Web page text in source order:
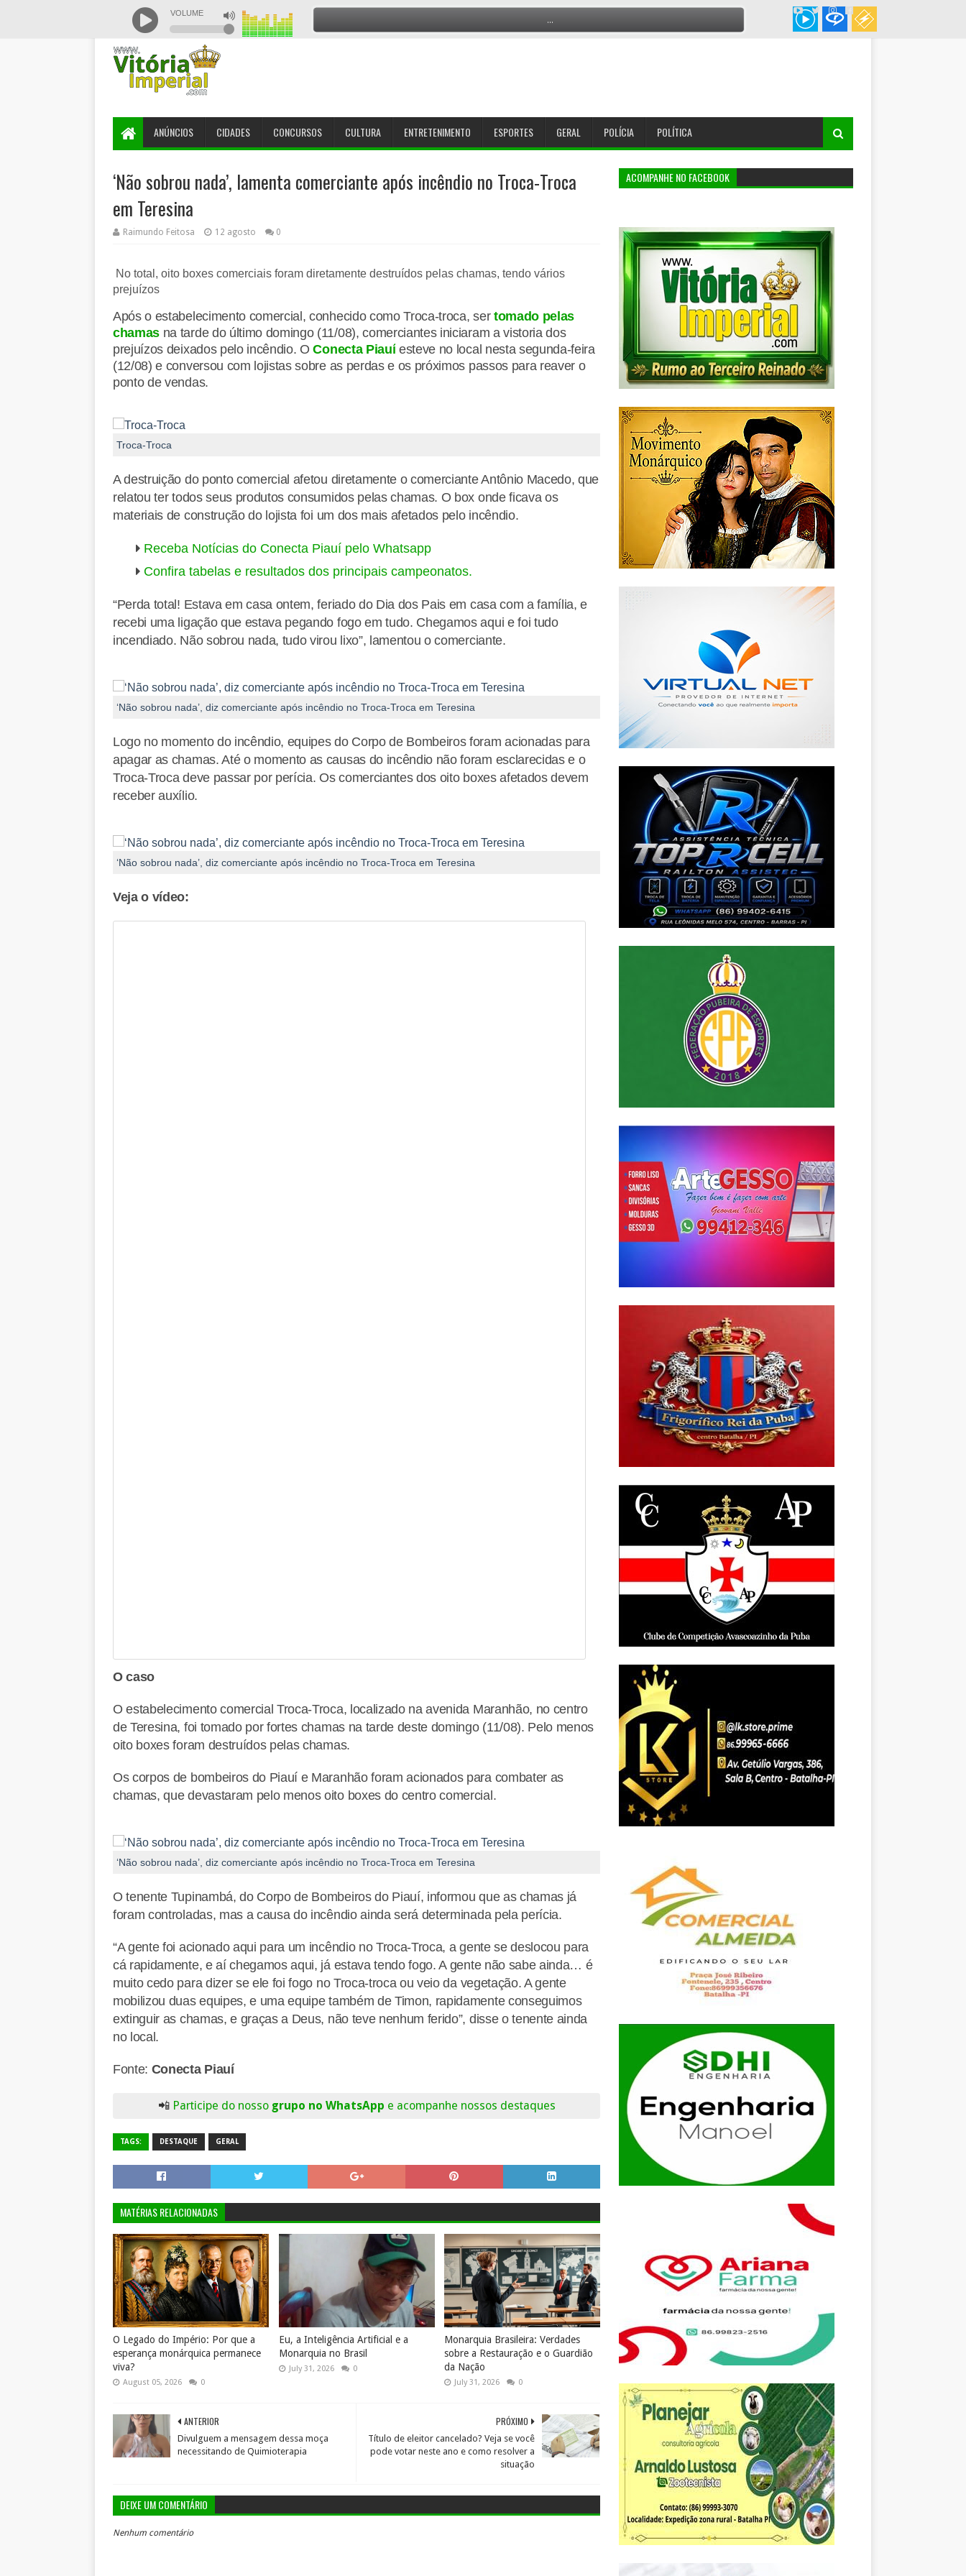
ANÚNCIOS CIDADES CONCURSOS CULTURA ENTRETENIMENTO ESPORTES GERAL POLÍCIA POLÍTICA
‘Não sobrou nada’, lamenta comerciante após incêndio no Troca-Troca
em Teresina
Raimundo Feitosa 12 agosto 0
No total, oito boxes comerciais foram diretamente destruídos pelas chamas, tendo vários
prejuízos
Após o estabelecimento comercial, conhecido como Troca-troca, ser tomado pelas
chamas na tarde do último domingo (11/08), comerciantes iniciaram a vistoria dos
prejuízos deixados pelo incêndio. OConecta Piauí esteve no local nesta segunda-feira
(12/08) e conversou com lojistas sobre as perdas e os próximos passos para reaver o
ponto de vendas.
Troca-Troca
A destruição do ponto comercial afetou diretamente o comerciante Antônio Macedo, que
relatou ter todos seus produtos consumidos pelas chamas. O box onde ficava os
materiais de construção do lojista foi um dos mais afetados pelo incêndio.
Receba Notícias do Conecta Piauí pelo Whatsapp
Confira tabelas e resultados dos principais campeonatos.
“Perda total! Estava em casa ontem, feriado do Dia dos Pais em casa com a família, e
recebi uma ligação que estava pegando fogo em tudo. Chegamos aqui e foi tudo
incendiado. Não sobrou nada, tudo virou lixo”, lamentou o comerciante.
‘Não sobrou nada’, diz comerciante após incêndio no Troca-Troca em Teresina
Logo no momento do incêndio, equipes do Corpo de Bombeiros foram acionadas para
apagar as chamas. Até o momento as causas do incêndio não foram esclarecidas e o
Troca-Troca deve passar por perícia. Os comerciantes dos oito boxes afetados devem
receber auxílio.
‘Não sobrou nada’, diz comerciante após incêndio no Troca-Troca em Teresina
Veja o vídeo:
O caso
O estabelecimento comercial Troca-Troca, localizado na avenida Maranhão, no centro
de Teresina, foi tomado por fortes chamas na tarde deste domingo (11/08). Pelo menos
oito boxes foram destruídos pelas chamas.
Os corpos de bombeiros do Piauí e Maranhão foram acionados para combater as
chamas, que devastaram pelo menos oito boxes do centro comercial.
‘Não sobrou nada’, diz comerciante após incêndio no Troca-Troca em Teresina
O tenente Tupinambá, do Corpo de Bombeiros do Piauí, informou que as chamas já
foram controladas, mas a causa do incêndio ainda será determinada pela perícia.
“A gente foi acionado aqui para um incêndio no Troca-Troca, a gente se deslocou para
cá rapidamente, e aí chegamos aqui, já estava tendo fogo. A gente não sabe ainda… é
muito cedo para dizer se ele foi fogo no Troca-troca ou veio da vegetação. A gente
mobilizou duas equipes, e uma equipe também de Timon, rapidamente conseguimos
extinguir as chamas, e graças a Deus, não teve nenhum ferido”, disse o tenente ainda
no local.
Fonte: Conecta Piauí
📲 Participe do nosso grupo no WhatsApp e acompanhe nossos destaques
TAGS: DESTAQUE GERAL
MATÉRIAS RELACIONADAS
O Legado do Império: Por que a
esperança monárquica permanece
viva?
August 05, 2026 0
Eu, a Inteligência Artificial e a
Monarquia no Brasil
July 31, 2026 0
Monarquia Brasileira: Verdades
sobre a Restauração e o Guardião
da Nação
July 31, 2026 0
PRÓXIMO
Título de eleitor cancelado? Veja se você
pode votar neste ano e como resolver a
situação
ANTERIOR
Divulguem a mensagem dessa moça
necessitando de Quimioterapia
DEIXE UM COMENTÁRIO
Nenhum comentário
ACOMPANHE NO FACEBOOK